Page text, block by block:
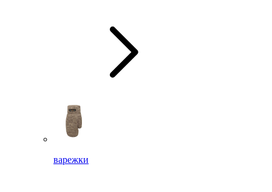
варежки